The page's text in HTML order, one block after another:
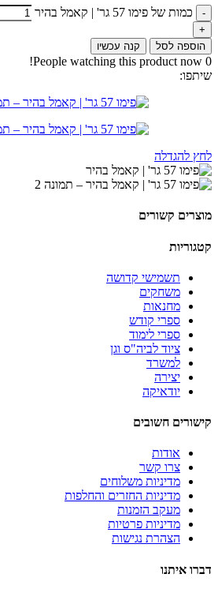
כמות של פימו 57 גר' | קאמל בהיר
הוספה לסל קנה עכשיו
0
People watching this product now!
שיתפו:
לחץ להגדלה
מוצרים קשורים
קטגוריות
תשמישי קדושה
משחקים
מחנאות
ספרי קודש
ספרי לימוד
ציוד לביה"ס וגן
למשרד
יצירה
יודאיקה
קישורים חשובים
אודות
צרו קשר
מדיניות משלוחים
מדיניות החזרים והחלפות
מעקב הזמנות
מדיניות פרטיות
הצהרת נגישות
דברו איתנו